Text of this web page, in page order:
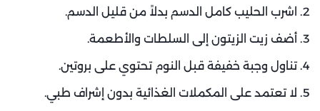
اشرب الحليب كامل الدسم بدلاً من قليل الدسم.
أضف زيت الزيتون إلى السلطات والأطعمة.
تناول وجبة خفيفة قبل النوم تحتوي على بروتين.
لا تعتمد على المكملات الغذائية بدون إشراف طبي.